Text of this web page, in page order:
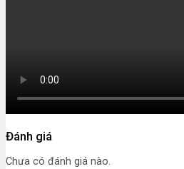
Đánh giá
Chưa có đánh giá nào.